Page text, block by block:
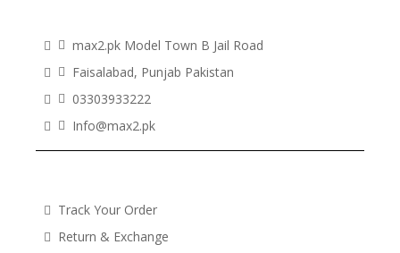
max2.pk Model Town B Jail Road
Faisalabad, Punjab Pakistan
03303933222
Info@max2.pk
Track Your Order
Return & Exchange